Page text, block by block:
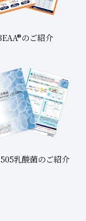
のご紹介
乳酸菌のご紹介